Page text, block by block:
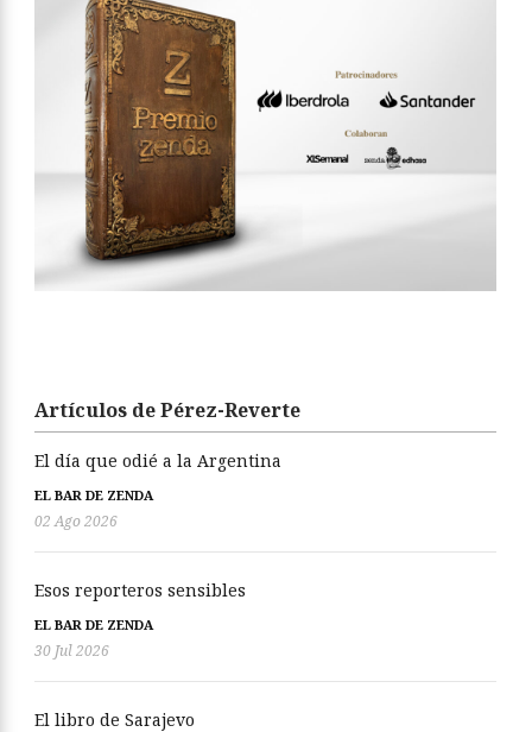
Artículos de Pérez-Reverte
El día que odié a la Argentina
EL BAR DE ZENDA
02 Ago 2026
Esos reporteros sensibles
EL BAR DE ZENDA
30 Jul 2026
El libro de Sarajevo